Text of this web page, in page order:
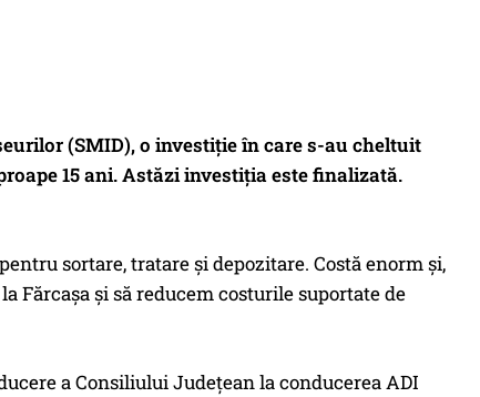
(SMID), o investiție în care s-au cheltuit
15 ani. Astăzi investiția este finalizată.
sortare, tratare și depozitare. Costă enorm și,
Fărcașa și să reducem costurile suportate de
a Consiliului Județean la conducerea ADI